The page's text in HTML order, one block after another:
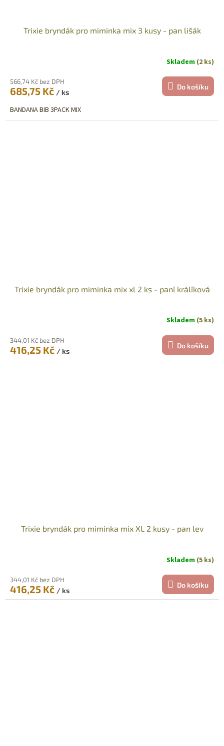
Trixie bryndák pro miminka mix 3 kusy - pan lišák
Skladem (2 ks)
566,74 Kč bez DPH
685,75 Kč / ks
Do košíku
BANDANA BIB 3PACK MIX
Trixie bryndák pro miminka mix xl 2 ks - paní králíková
Skladem (5 ks)
344,01 Kč bez DPH
416,25 Kč / ks
Do košíku
Trixie bryndák pro miminka mix XL 2 kusy - pan lev
Skladem (5 ks)
344,01 Kč bez DPH
416,25 Kč / ks
Do košíku